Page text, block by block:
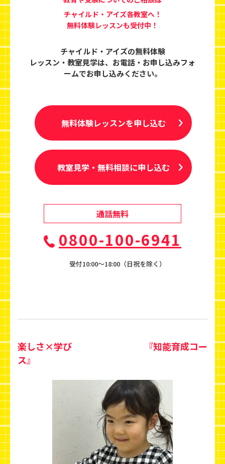
チャイルド・アイズ各教室へ！
無料体験レッスンも受付中！
チャイルド・アイズの無料体験
レッスン・教室見学は、 お電話・お申し込みフォ
ームでお申し込みください。
無料体験レッスンを申し込む
教室見学・無料相談に申し込む
通話無料
0800-100-6941
受付10:00〜18:00（日祝を除く）
楽しさ×学び 『知能育成コー
ス』